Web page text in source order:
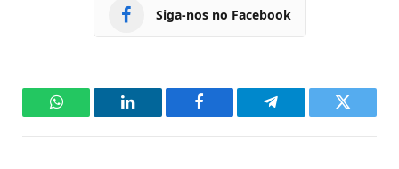
Siga-nos no Facebook
WhatsAppLinkedIn Facebook Telegram Twitter